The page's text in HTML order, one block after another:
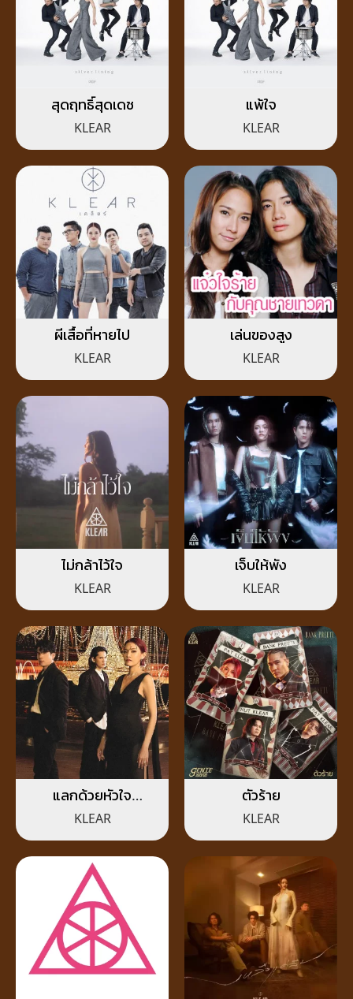
สุดฤทธิ์สุดเดช
KLEAR
แพ้ใจ
KLEAR
ผีเสื้อที่หายไป
KLEAR
เล่นของสูง
KLEAR
ไม่กล้าไว้ใจ
KLEAR
เจ็บให้พัง
KLEAR
แลกด้วยหัวใจ
(Unspoken Truth)
KLEAR
ตัวร้าย
KLEAR